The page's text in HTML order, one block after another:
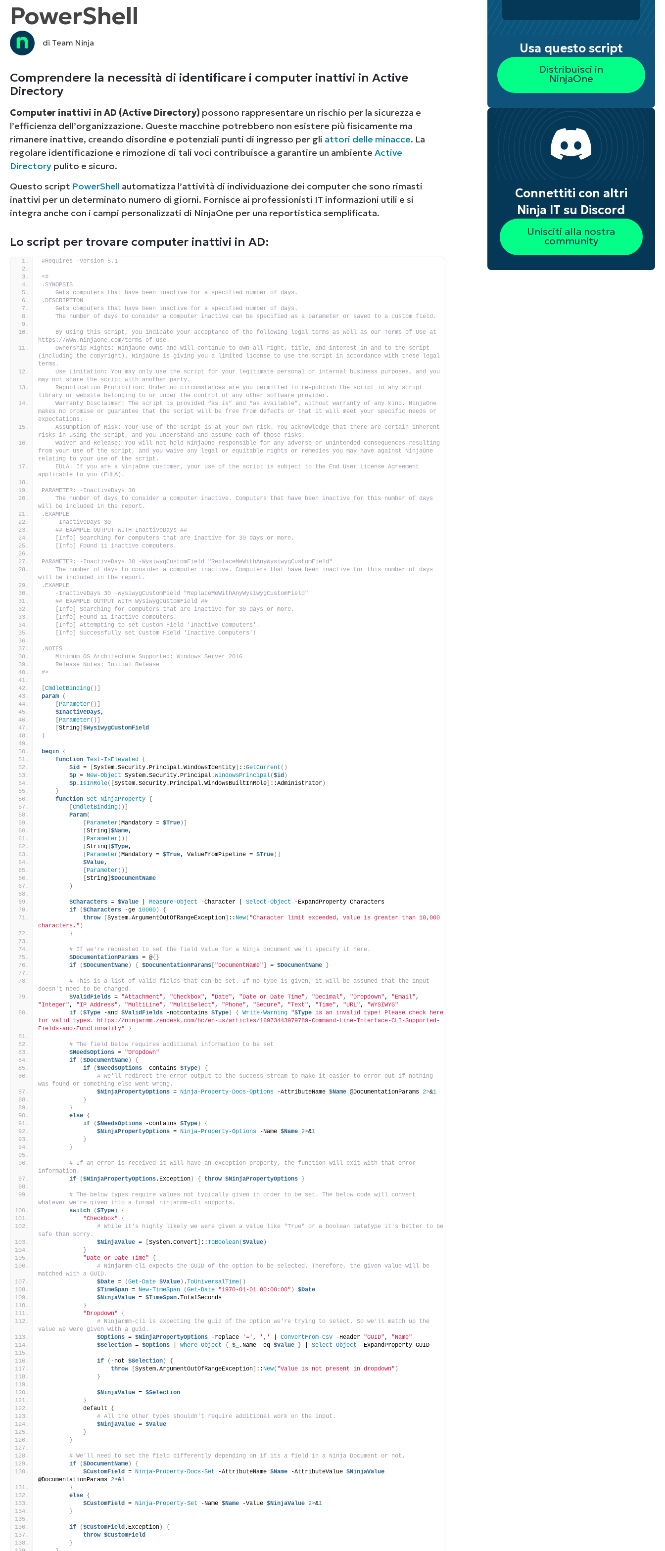
CONTATTO COMMERCIALE
CONTATTO COMMERCIALE
CONTATTO COMMERCIALE
CONTATTO COMMERCIALE
PowerShell
di Team Ninja
Comprendere la necessità di identificare i computer inattivi in Active
Directory
Computer inattivi in AD (Active Directory) possono rappresentare un rischio per la sicurezza e
l’efficienza dell’organizzazione. Queste macchine potrebbero non esistere più fisicamente ma
rimanere inattive, creando disordine e potenziali punti di ingresso per gli attori delle minacce. La
regolare identificazione e rimozione di tali voci contribuisce a garantire un ambienteActive
Directory pulito e sicuro.
Questo script PowerShell automatizza l’attività di individuazione dei computer che sono rimasti
inattivi per un determinato numero di giorni. Fornisce ai professionisti IT informazioni utili e si
integra anche con i campi personalizzati di NinjaOne per una reportistica semplificata.
Lo script per trovare computer inattivi in AD:
#Requires -Version 5.1
<#
.SYNOPSIS
    Gets computers that have been inactive for a specified number of days.
.DESCRIPTION
    Gets computers that have been inactive for a specified number of days.
    The number of days to consider a computer inactive can be specified as a parameter or saved to a custom field.
    By using this script, you indicate your acceptance of the following legal terms as well as our Terms of Use at
https://www.ninjaone.com/terms-of-use.
    Ownership Rights: NinjaOne owns and will continue to own all right, title, and interest in and to the script
(including the copyright). NinjaOne is giving you a limited license to use the script in accordance with these legal
terms.
    Use Limitation: You may only use the script for your legitimate personal or internal business purposes, and you
may not share the script with another party.
    Republication Prohibition: Under no circumstances are you permitted to re-publish the script in any script
library or website belonging to or under the control of any other software provider.
    Warranty Disclaimer: The script is provided “as is” and “as available”, without warranty of any kind. NinjaOne
makes no promise or guarantee that the script will be free from defects or that it will meet your specific needs or
expectations.
    Assumption of Risk: Your use of the script is at your own risk. You acknowledge that there are certain inherent
risks in using the script, and you understand and assume each of those risks.
    Waiver and Release: You will not hold NinjaOne responsible for any adverse or unintended consequences resulting
from your use of the script, and you waive any legal or equitable rights or remedies you may have against NinjaOne
relating to your use of the script.
    EULA: If you are a NinjaOne customer, your use of the script is subject to the End User License Agreement
applicable to you (EULA).
PARAMETER: -InactiveDays 30
    The number of days to consider a computer inactive. Computers that have been inactive for this number of days
will be included in the report.
.EXAMPLE
    -InactiveDays 30
    ## EXAMPLE OUTPUT WITH InactiveDays ##
    [Info] Searching for computers that are inactive for 30 days or more.
    [Info] Found 11 inactive computers.
PARAMETER: -InactiveDays 30 -WysiwygCustomField "ReplaceMeWithAnyWysiwygCustomField"
    The number of days to consider a computer inactive. Computers that have been inactive for this number of days
will be included in the report.
.EXAMPLE
    -InactiveDays 30 -WysiwygCustomField "ReplaceMeWithAnyWysiwygCustomField"
    ## EXAMPLE OUTPUT WITH WysiwygCustomField ##
    [Info] Searching for computers that are inactive for 30 days or more.
    [Info] Found 11 inactive computers.
    [Info] Attempting to set Custom Field 'Inactive Computers'.
    [Info] Successfully set Custom Field 'Inactive Computers'!
.NOTES
    Minimum OS Architecture Supported: Windows Server 2016
    Release Notes: Initial Release
#>
[CmdletBinding()]
param
(
Parameter()]
$InactiveDays,
Parameter()]
[String ]$WysiwygCustomField
)
begin {
function Test-IsElevated {
$id = [System.Security.Principal.WindowsIdentity ::GetCurrent ()
$p = New-Object System.Security.Principal.WindowsPrincipal($id )
$p. IsInRole([System.Security.Principal.WindowsBuiltInRole ::Administrator )
}
function Set-NinjaProperty {
[CmdletBinding()]
Param(
Parameter(Mandatory = $True )]
[String ]$Name,
Parameter()]
[String ]$Type,
Parameter(Mandatory = $True, ValueFromPipeline = $True )]
$Value,
Parameter()]
[String ]$DocumentName
)
$Characters = $Value | Measure-Object -Character | Select-Object -ExpandProperty Characters
if
($Characters -ge 10000 )
{
throw
[System.ArgumentOutOfRangeException :: New( "Character limit exceeded, value is greater than 10,000
characters." )
}
# If we're requested to set the field value for a Ninja document we'll specify it here.
$DocumentationParams = @{}
if
($DocumentName ) { $DocumentationParams "DocumentName" = $DocumentName }
# This is a list of valid fields that can be set. If no type is given, it will be assumed that the input
doesn't need to be changed.
$ValidFields = "Attachment", "Checkbox", "Date", "Date or Date Time", "Decimal", "Dropdown", "Email"
"Integer", "IP Address", "MultiLine", "MultiSelect", "Phone", "Secure", "Text", "Time", "URL", "WYSIWYG"
if
($Type -and $ValidFields -notcontains $Type ) { Write-Warning "$Type is an invalid type! Please check here
for valid types. https://ninjarmm.zendesk.com/hc/en-us/articles/16973443979789-Command-Line-Interface-CLI-Supported-
Fields-and-Functionality"
}
# The field below requires additional information to be set
$NeedsOptions = "Dropdown"
if
($DocumentName )
{
if
($NeedsOptions -contains $Type )
{
# We'll redirect the error output to the success stream to make it easier to error out if nothing
was found or something else went wrong.
$NinjaPropertyOptions = Ninja-Property-Docs-Options -AttributeName $Name @DocumentationParams 2>&1
}
}
else {
if
($NeedsOptions -contains $Type )
{
$NinjaPropertyOptions = Ninja-Property-Options -Name $Name 2>&1
}
}
# If an error is received it will have an exception property, the function will exit with that error
information.
if
($NinjaPropertyOptions.Exception ) { throw $NinjaPropertyOptions }
# The below types require values not typically given in order to be set. The below code will convert
whatever we're given into a format ninjarmm-cli supports.
switch
($Type )
{
"Checkbox"
{
# While it's highly likely we were given a value like "True" or a boolean datatype it's better to be
safe than sorry.
$NinjaValue = [System.Convert ::ToBoolean($Value )
}
"Date or Date Time"
{
# Ninjarmm-cli expects the GUID of the option to be selected. Therefore, the given value will be
matched with a GUID.
$Date = (Get-Date $Value ) .ToUniversalTime()
$TimeSpan = New-TimeSpan (Get-Date "1970-01-01 00:00:00" )
$Date
$NinjaValue = $TimeSpan.TotalSeconds
}
"Dropdown"
{
# Ninjarmm-cli is expecting the guid of the option we're trying to select. So we'll match up the
value we were given with a guid.
$Options = $NinjaPropertyOptions -replace '=' , ',' | ConvertFrom-Csv -Header "GUID", "Name"
$Selection = $Options | Where-Object { $_ .Name -eq $Value } | Select-Object -ExpandProperty GUID
if ( -not $Selection )
{
throw
[System.ArgumentOutOfRangeException :: New( "Value is not present in dropdown" )
}
$NinjaValue = $Selection
}
            default
{
# All the other types shouldn't require additional work on the input.
$NinjaValue = $Value
}
}
# We'll need to set the field differently depending on if its a field in a Ninja Document or not.
if
($DocumentName )
{
$CustomField = Ninja-Property-Docs-Set -AttributeName $Name -AttributeValue $NinjaValue
@DocumentationParams 2>&1
}
else {
$CustomField = Ninja-Property-Set -Name $Name -Value $NinjaValue 2>&1
}
if ($CustomField.Exception )
{
throw $CustomField
}
Usa questo script
Distribuisci in
NinjaOne
Connettiti con altri
Ninja IT su Discord
Unisciti alla nostra
community